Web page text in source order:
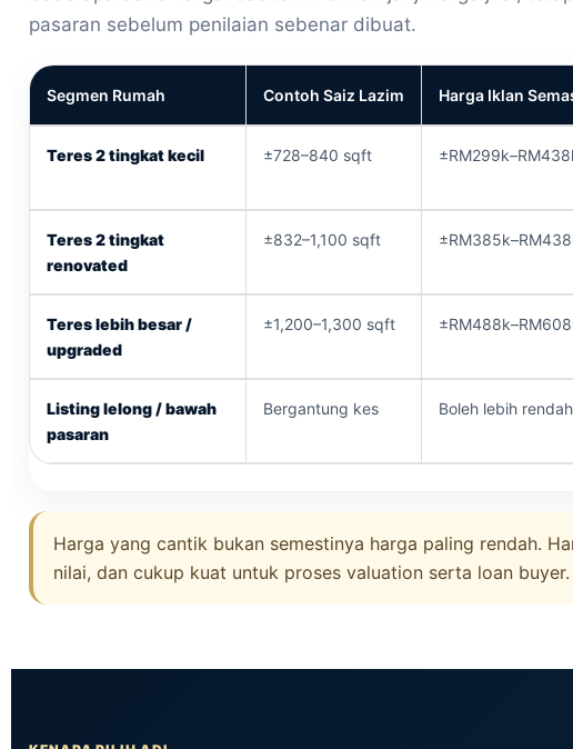
pasaran sebelum penilaian sebenar dibuat.
Segmen Rumah Contoh Saiz Lazim Harga Iklan
Teres 2 tingkat kecil ±728–840 sqft
Teres 2 tingkat
renovated
±832–1,100 sqft
Teres lebih besar /
upgraded
±1,200–1,300 sqft
Listing lelong / bawah
pasaran
Bergantung kes Boleh lebih rendah
Harga yang cantik bukan semestinya harga paling rendah.
nilai, dan cukup kuat untuk proses valuation serta loan buyer.